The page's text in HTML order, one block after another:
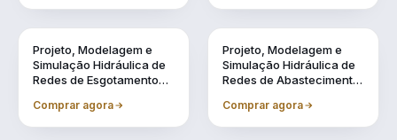
Projeto, Modelagem e
Simulação Hidráulica de
Redes de Esgotamento
Comprar agora
Projeto, Modelagem e
Simulação Hidráulica de
Redes de Abastecimento
Comprar agora